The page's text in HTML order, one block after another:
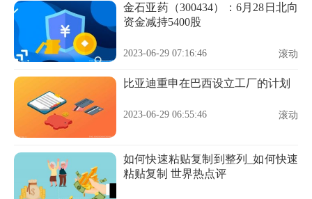
金石亚药（300434）：6月28日北向
资金减持5400股
2023-06-29 07:16:46 滚动
比亚迪重申在巴西设立工厂的计划
2023-06-29 06:55:46 滚动
如何快速粘贴复制到整列_如何快速
粘贴复制 世界热点评